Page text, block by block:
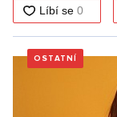
OSTATNÍ